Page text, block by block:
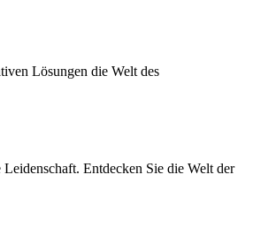
Lösungen die Welt des
Leidenschaft. Entdecken Sie die Welt der